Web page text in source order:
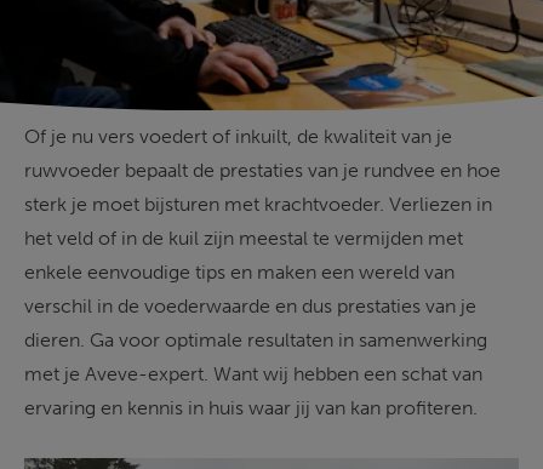
Of je nu vers voedert of inkuilt, de kwaliteit van je
ruwvoeder bepaalt de prestaties van je rundvee en hoe
sterk je moet bijsturen met krachtvoeder. Verliezen in
het veld of in de kuil zijn meestal te vermijden met
enkele eenvoudige tips en maken een wereld van
verschil in de voederwaarde en dus prestaties van je
dieren. Ga voor optimale resultaten in samenwerking
met je Aveve-expert. Want wij hebben een schat van
ervaring en kennis in huis waar jij van kan profiteren.